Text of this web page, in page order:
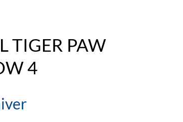
TIGER PAW
4